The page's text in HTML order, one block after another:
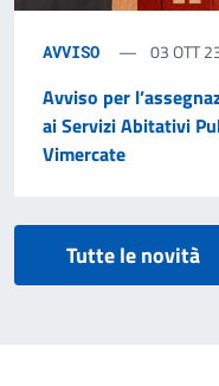
AVVISO 03 OTT
Avviso per
ai Servizi Abitativi
Vimercate
Tutte le novità